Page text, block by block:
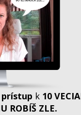
prístup k 10
ROBÍŠ ZLE.